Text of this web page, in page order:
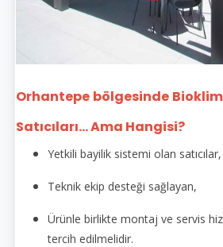
Orhantepe bölgesinde
Satıcıları... Ama Hangisi?
Yetkili bayilik sistemi olan satıcılar,
Teknik ekip desteği sağlayan,
Ürünle birlikte montaj ve servis
tercih edilmelidir.